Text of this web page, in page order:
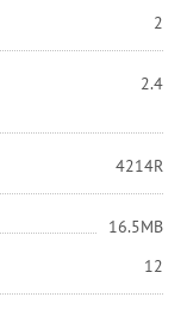
2
2.4
4214R
16.5MB
12